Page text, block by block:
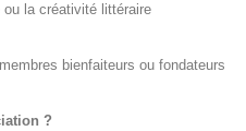
la créativité littéraire
bienfaiteurs ou fondateurs
?